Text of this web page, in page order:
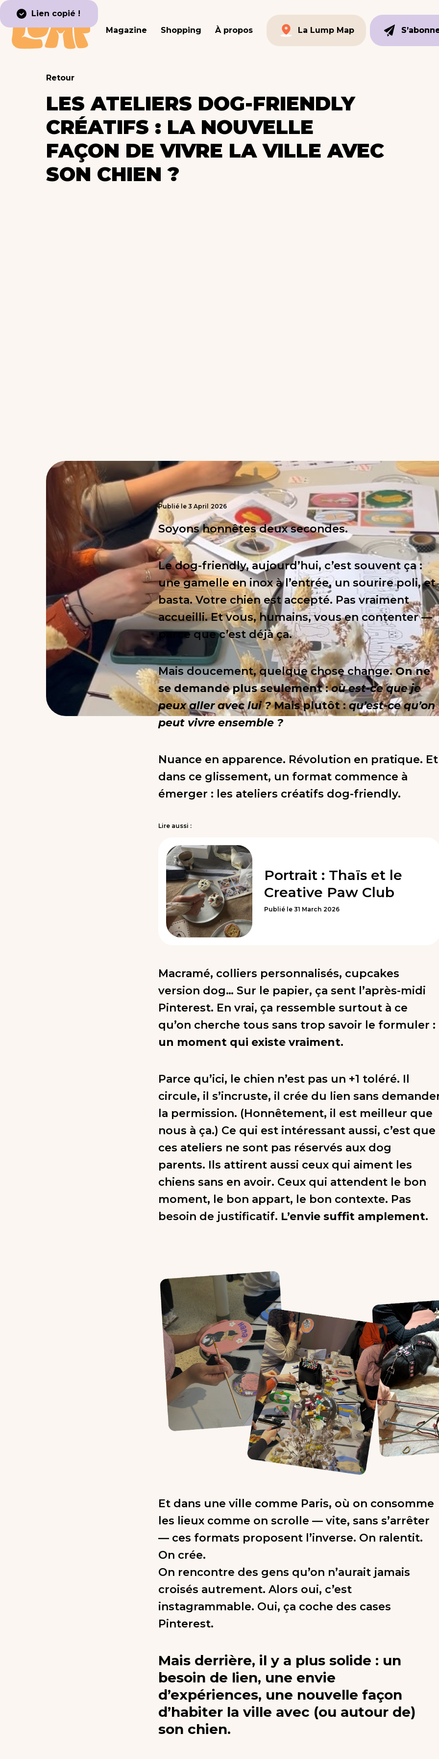
Magazine Shopping À propos
La Lump Map
Lien copié !
Retour
LES ATELIERS DOG-FRIENDLY
CRÉATIFS : LA NOUVELLE
FAÇON DE VIVRE LA VILLE AVEC
SON CHIEN ?
Publié le 3 April 2026
Soyons honnêtes deux secondes.
Le dog-friendly, aujourd’hui, c’est souvent ça :
une gamelle en inox à l’entrée, un sourire poli, et
basta. Votre chien est accepté. Pas vraiment
accueilli. Et vous, humains, vous en contenter —
parce que c’est déjà ça.
Mais doucement, quelque chose change.On ne
se demande plus seulement :où est-ce que je
peux aller avec lui ?Mais plutôt :qu’est-ce qu’on
peut vivre ensemble ?
Nuance en apparence. Révolution en pratique. Et
dans ce glissement, un format commence à
émerger : les ateliers créatifs dog-friendly.
Lire aussi :
Portrait : Thaïs et le
Creative Paw Club
Publié le 31 March 2026
Macramé, colliers personnalisés, cupcakes
version dog… Sur le papier, ça sent l’après-midi
Pinterest. En vrai, ça ressemble surtout à ce
qu’on cherche tous sans trop savoir le formuler :
un moment qui existe vraiment.
Parce qu’ici, le chien n’est pas un +1 toléré. Il
circule, il s’incruste, il crée du lien sans
la permission. (Honnêtement, il est meilleur que
nous à ça.) Ce qui est intéressant aussi, c’est que
ces ateliers ne sont pas réservés aux dog
parents. Ils attirent aussi ceux qui aiment les
chiens sans en avoir. Ceux qui attendent le bon
moment, le bon appart, le bon contexte. Pas
besoin de justificatif. L’envie suffit amplement.
Et dans une ville comme Paris, où on consomme
les lieux comme on scrolle — vite, sans s’arrêter
— ces formats proposent l’inverse. On ralentit.
On crée.
On rencontre des gens qu’on n’aurait jamais
croisés autrement. Alors oui, c’est
instagrammable. Oui, ça coche des cases
Pinterest.
Mais derrière, il y a plus solide : un
besoin de lien, une envie
d’expériences, une nouvelle façon
d’habiter la ville avec (ou autour de)
son chien.